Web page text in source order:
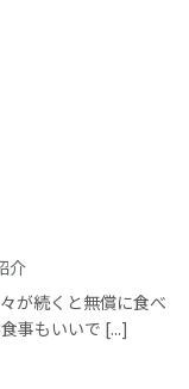
介
が続くと無償に食べ
事もいいで [...]